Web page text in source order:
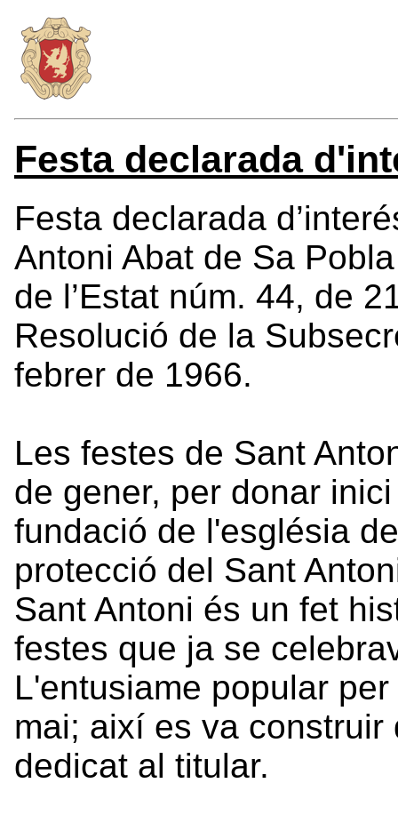
Festa declarada
Festa declarada
Antoni Abat de Sa
de l’Estat núm. 44, de
Resolució de la
febrer de 1966.
Les festes de Sant
de gener, per donar
fundació de l'església
protecció del Sant
Sant Antoni és un fet
festes que ja se
L'entusiame popular
mai; així es va
dedicat al titular.